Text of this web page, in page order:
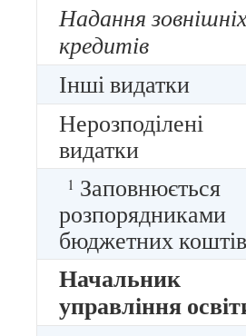
Надання
кредитів
Інші видатки
Нерозподілені
видатки
1 Заповнюється
розпорядниками
бюджетних
Начальник
управління